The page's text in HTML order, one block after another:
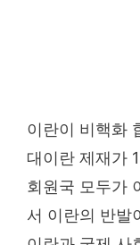
이란이 비핵화
대이란 제재가
회원국 모두가
서 이란의 반발